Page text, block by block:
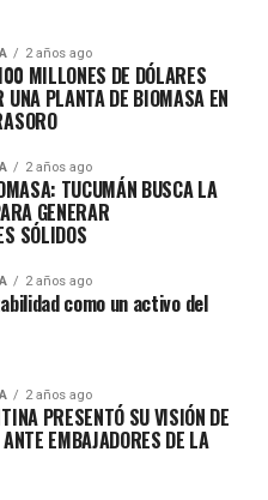
2 años ago
MILLONES DE DÓLARES
UNA PLANTA DE BIOMASA EN
2 años ago
TUCUMÁN BUSCA LA
GENERAR
SÓLIDOS
2 años ago
como un activo del
2 años ago
PRESENTÓ SU VISIÓN DE
EMBAJADORES DE LA